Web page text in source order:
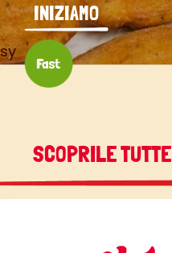
INIZIAMO
SCOPRILE TUTTE